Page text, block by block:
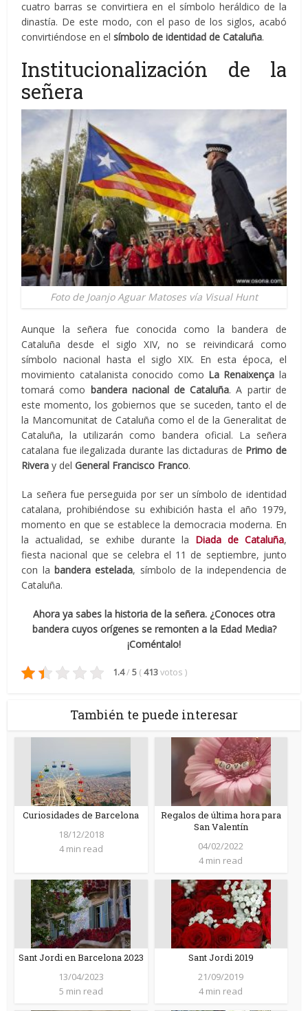
cuatro barras se convirtiera en el símbolo heráldico de la
dinastía. De este modo, con el paso de los siglos, acabó
convirtiéndose en elsímbolo de identidad de Cataluña.
Institucionalización de la
señera
Foto de Joanjo Aguar Matoses vía Visual Hunt
Aunque la señera fue conocida como la bandera de
Cataluña desde el siglo XIV, no se reivindicará como
símbolo nacional hasta el siglo XIX. En esta época, el
movimiento catalanista conocido como La Renaixença la
tomará como bandera nacional de Cataluña. A partir de
este momento, los gobiernos que se suceden, tanto el de
la Mancomunitat de Cataluña como el de la Generalitat de
Cataluña, la utilizarán como bandera oficial. La señera
catalana fue ilegalizada durante las dictaduras de Primo de
Rivera y delGeneral Francisco Franco.
La señera fue perseguida por ser un símbolo de identidad
catalana, prohibiéndose su exhibición hasta el año 1979,
momento en que se establece la democracia moderna. En
la actualidad, se exhibe durante la Diada de Cataluña,
fiesta nacional que se celebra el 11 de septiembre, junto
con la bandera estelada, símbolo de la independencia de
Cataluña.
Ahora ya sabes la historia de la señera. ¿Conoces otra
bandera cuyos orígenes se remonten a la Edad Media?
¡Coméntalo!
1.4/ 5 (413votos )
También te puede interesar
Curiosidades de Barcelona
18/12/2018
4 min read
Regalos de última hora para
San Valentín
04/02/2022
4 min read
Sant Jordi en Barcelona 2023
13/04/2023
5 min read
Sant Jordi 2019
21/09/2019
4 min read